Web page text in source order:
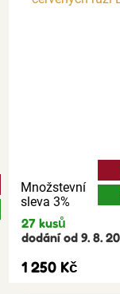
Množstevní
sleva 3%
27 kusů
dodání od 9. 8.
1 250 Kč